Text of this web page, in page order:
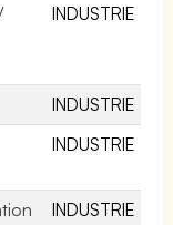
INDUSTRIE
INDUSTRIE
INDUSTRIE
INDUSTRIE